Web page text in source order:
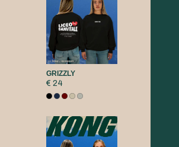
GRIZZLY
€ 24